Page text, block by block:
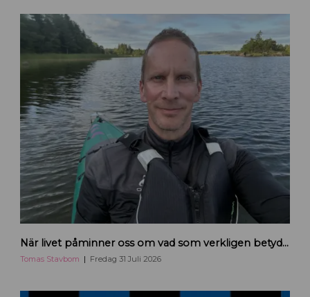
a
n
e
När livet påminner oss om vad som verkligen betyder något
Tomas Stavbom Fredag 31 Juli 2026